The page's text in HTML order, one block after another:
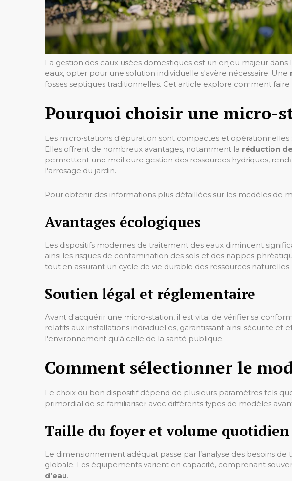
La gestion des eaux usées domestiques est un enjeu majeur
eaux, opter pour une solution individuelle s'avère nécessaire. Une
fosses septiques traditionnelles. Cet article explore comment
Pourquoi choisir une micro-
Les micro-stations d'épuration sont compactes et
Elles offrent de nombreux avantages, notamment la réduction
permettent une meilleure gestion des ressources hydriques,
l'arrosage du jardin.
Pour obtenir des informations plus détaillées sur les modèles de
Avantages écologiques
Les dispositifs modernes de traitement des eaux diminuent
ainsi les risques de contamination des sols et des nappes
tout en assurant un cycle de vie durable des ressources naturelles.
Soutien légal et réglementaire
Avant d'acquérir une micro-station, il est vital de vérifier sa
relatifs aux installations individuelles, garantissant ainsi sécurité
l'environnement qu'à celle de la santé publique.
Comment sélectionner le
Le choix du bon dispositif dépend de plusieurs paramètres tels
primordial de se familiariser avec différents types de modèles
Taille du foyer et volume
Le dimensionnement adéquat passe par l’analyse des besoins
globale. Les équipements varient en capacité, comprenant
d’eau.